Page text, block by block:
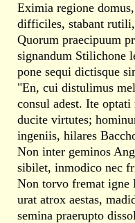
Eximia regione
difficiles, stabant
Quorum praecipuum
signandum Stilichone
pone sequi dictisque
"En, cui distulimus
consul adest. Ite
ducite virtutes;
ingeniis, hilares
Non inter geminos
sibilet, inmodico nec
Non torvo fremat igne
urat atrox aestas,
semina praerupto